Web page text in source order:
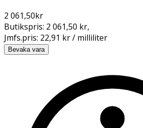
2 061,50kr
Butikspris: 2 061,50 kr,
Jmfs.pris: 22,91 kr / milliliter
Bevaka vara